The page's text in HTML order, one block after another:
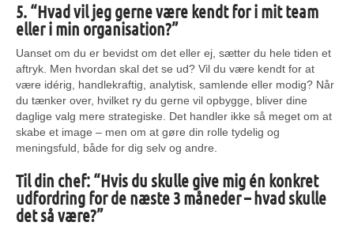
5. “Hvad vil jeg gerne være kendt for i mit team
eller i min organisation?”
Uanset om du er bevidst om det eller ej, sætter du hele tiden et
aftryk. Men hvordan skal det se ud? Vil du være kendt for at
være idérig, handlekraftig, analytisk, samlende eller modig? Når
du tænker over, hvilket ry du gerne vil opbygge, bliver dine
daglige valg mere strategiske. Det handler ikke så meget om at
skabe et image – men om at gøre din rolle tydelig og
meningsfuld, både for dig selv og andre.
Til din chef: “Hvis du skulle give mig én konkret
udfordring for de næste 3 måneder – hvad skulle
det så være?”